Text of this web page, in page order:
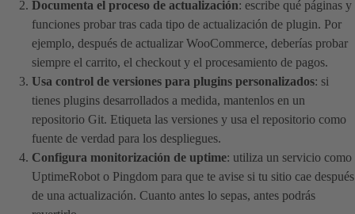
Documenta el proceso de actualización: escribe qué páginas y
funciones probar tras cada tipo de actualización de plugin. Por
ejemplo, después de actualizar WooCommerce, deberías probar
siempre el carrito, el checkout y el procesamiento de pagos.
Usa control de versiones para plugins personalizados: si
tienes plugins desarrollados a medida, mantenlos en un
repositorio Git. Etiqueta las versiones y usa el repositorio como
fuente de verdad para los despliegues.
Configura monitorización de uptime: utiliza un servicio como
UptimeRobot o Pingdom para que te avise si tu sitio cae después
de una actualización. Cuanto antes lo sepas, antes podrás